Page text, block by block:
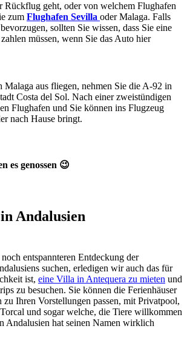
Rückflug geht, oder von welchem Flughafen
zum Flughafen Sevilla oder Malaga. Falls
sollten Sie wissen, dass Sie eine
müssen, wenn Sie das Auto hier
Malaga aus fliegen, nehmen Sie die A-92 in
Costa del Sol. Nach einer zweistündigen
Flughafen und Sie können ins Flugzeug
nach Hause bringt.
es genossen 😉
Andalusien
entspannteren Entdeckung der
suchen, erledigen wir auch das für
ist, eine Villa in Antequera zu mieten und
zu besuchen. Sie können die Ferienhäuser
zu Ihren Vorstellungen passen, mit Privatpool,
und sogar welche, die Tiere willkommen
Andalusien hat seinen Namen wirklich